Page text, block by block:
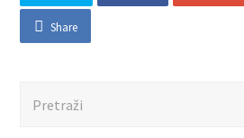
Share